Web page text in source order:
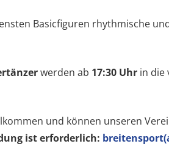
Basicfiguren rhythmische
werden ab 17:30 Uhr in die
und können unseren
ist erforderlich: